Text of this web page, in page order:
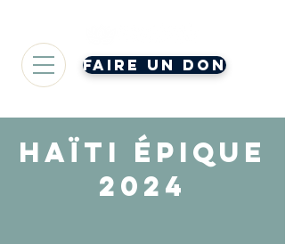
Faire un don
Haïti épique
2024